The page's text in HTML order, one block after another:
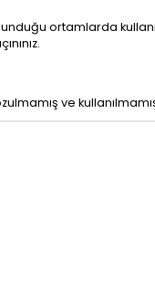
ortamlarda
ve